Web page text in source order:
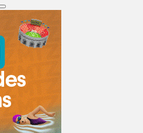
Search